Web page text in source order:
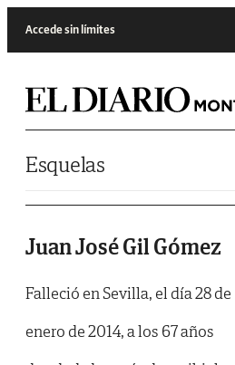
Accede sin límites
Esquelas
Juan José Gil Gómez
Falleció en Sevilla, el día 28 de
enero de 2014, a los 67 años